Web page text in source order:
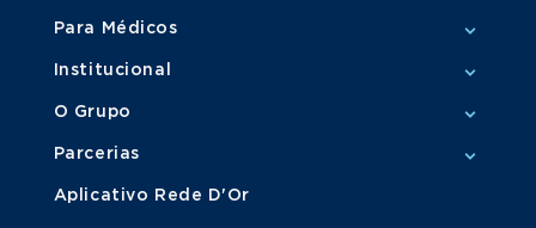
Para Médicos
Institucional
O Grupo
Parcerias
Aplicativo Rede D'Or